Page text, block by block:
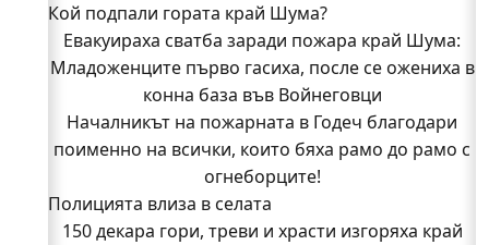
Младежи от Люлин и Део сред първите
доброволци на пожара край Шума (СНИМКИ)
Началникът на пожарната в Годеч благодари
поименно на всички, които бяха рамо до рамо с
огнеборците!
150 декара гори, треви и храсти изгоряха край
Годеч, десетки доброволци се хвърлиха в
битката с огъня (СНИМКИ/ВИДЕО)
Полицията влиза в селата
Кой подпали гората край Шума?
Евакуираха сватба заради пожара край Шума:
Младоженците първо гасиха, после се ожениха в
конна база във Войнеговци
Началникът на пожарната в Годеч благодари
поименно на всички, които бяха рамо до рамо с
огнеборците!
Полицията влиза в селата
150 декара гори, треви и храсти изгоряха край